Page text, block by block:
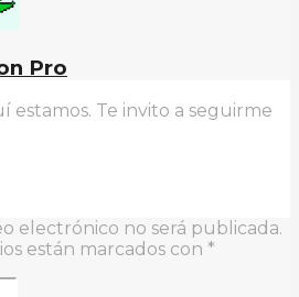
Pro
estamos. Te invito a seguirme
electrónico no será publicada.
están marcados con *